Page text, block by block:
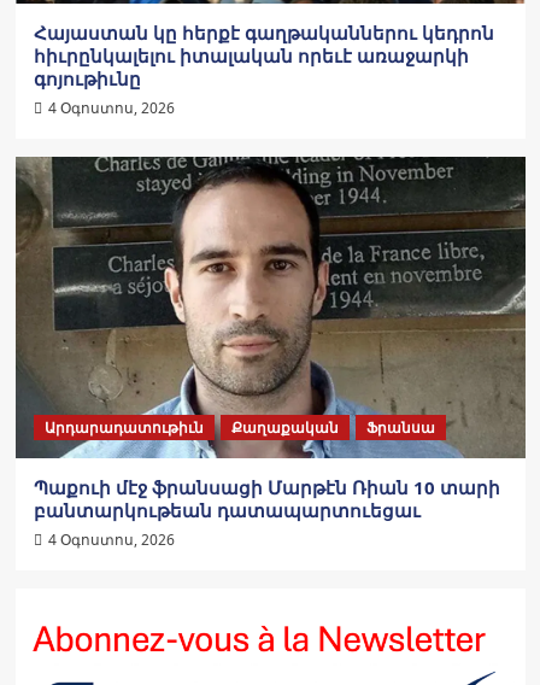
Հայաստան կը հերքէ գաղթականներու կեդրոն
հիւրընկալելու իտալական որեւէ առաջարկի
գոյութիւնը
4 Օգոստոս, 2026
Արդարադատութիւն Քաղաքական Ֆրանսա
Պաքուի մէջ ֆրանսացի Մարթէն Ռիան 10 տարի
բանտարկութեան դատապարտուեցաւ
4 Օգոստոս, 2026